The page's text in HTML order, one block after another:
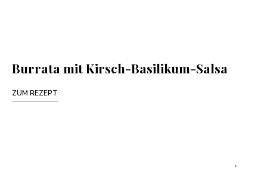
Burrata mit Kirsch-Basilikum-Salsa
ZUM REZEPT